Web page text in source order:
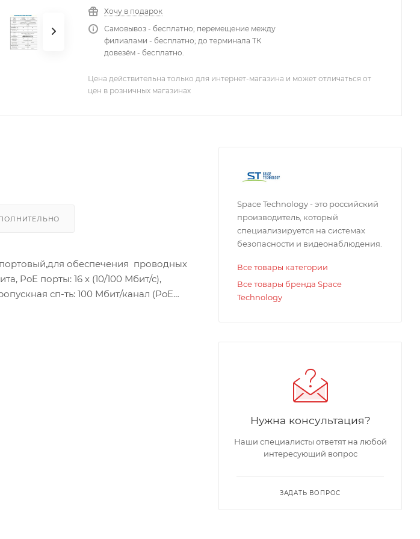
Хочу в подарок
Самовывоз - бесплатно; перемещение между
филиалами - бесплатно; до терминала ТК
довезём - бесплатно.
Цена действительна только для интернет-магазина и может отличаться от
цен в розничных магазинах
портовый,для обеспечения проводных
PoE порты: 16 х (10/100 Мбит/с),
сп-ть: 100 Мбит/канал (PoE
Space Technology - это российский
производитель, который
специализируется на системах
безопасности и видеонаблюдения.
Все товары категории
Все товары бренда Space
Technology
Нужна консультация?
Наши специалисты ответят на любой
интересующий вопрос
ЗАДАТЬ ВОПРОС